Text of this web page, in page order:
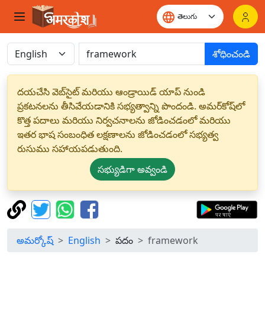
శోధించండి
దయచేసి వెబ్‌సైట్ మరియు ఆండ్రాయిడ్ యాప్ నుండి
ప్రకటనలను తీసివేయడానికి సభ్యత్వాన్ని పొందండి. అమర్‌కోష్‌లో
కొత్త పదాలు మరియు నిర్వచనాలను జోడించడంలో మరియు
ఇతర భాష సంబంధిత లక్షణాలను జోడించడంలో సభ్యత్వ
రుసుము సహాయపడుతుంది.
సభ్యుడిగా అవ్వండి
అమర్కోష్ English పదం framework